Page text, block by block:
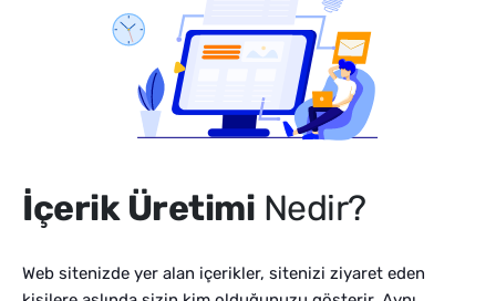
İçerik Üretimi Nedir?
Web sitenizde yer alan içerikler, sitenizi ziyaret eden